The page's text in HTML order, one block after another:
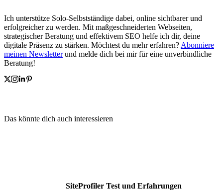
Ich unterstütze Solo-Selbstständige dabei, online sichtbarer und
erfolgreicher zu werden. Mit maßgeschneiderten Webseiten,
strategischer Beratung und effektivem SEO helfe ich dir, deine
digitale Präsenz zu stärken. Möchtest du mehr erfahren? Abonniere
meinen Newsletterund melde dich bei mir für eine unverbindliche
Beratung!
Das könnte dich auch interessieren
SiteProfiler Test und Erfahrungen